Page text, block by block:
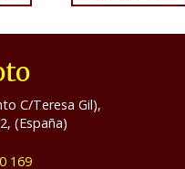
C/Teresa Gil),
,(España)
169